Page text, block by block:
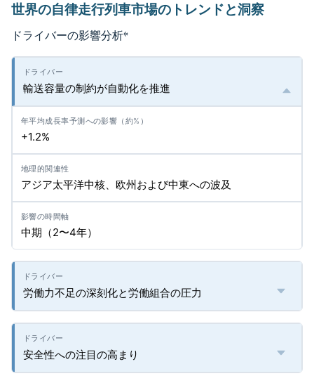
世界の自律走行列車市場のトレンドと洞察
ドライバーの影響分析*
輸送容量の制約が自動化を推進
+1.2%
アジア太平洋中核、欧州および中東への波及
中期（2〜4年）
労働力不足の深刻化と労働組合の圧力
安全性への注目の高まり